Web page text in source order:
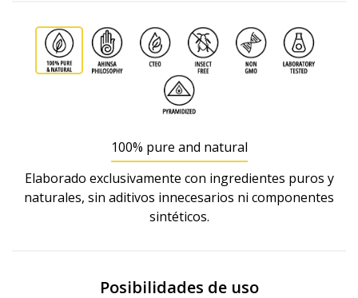
100% pure and natural
Elaborado exclusivamente con ingredientes puros y
naturales, sin aditivos innecesarios ni componentes
sintéticos.
Posibilidades de uso